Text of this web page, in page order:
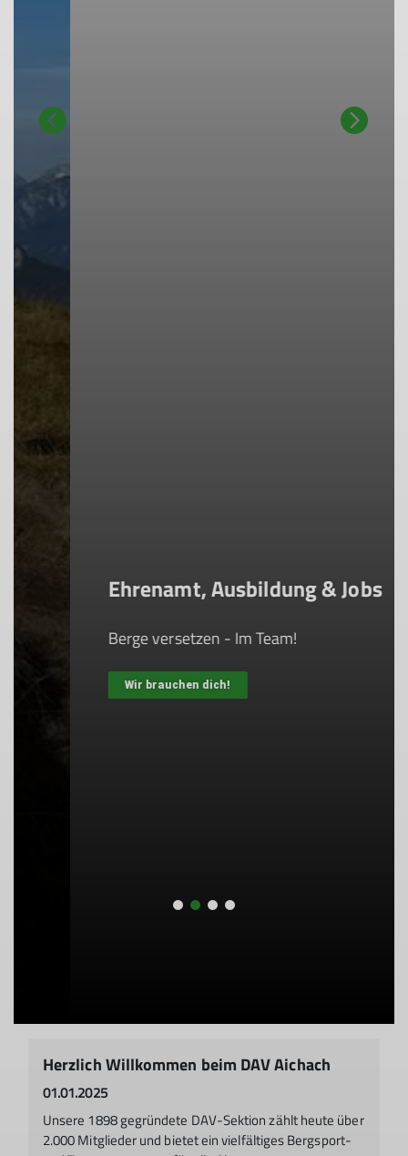
Ehrenamt, Ausbildung & Jobs
Berge versetzen - Im Team!
Wir brauchen dich!
Herzlich Willkommen beim DAV Aichach
01.01.2025
Unsere 1898 gegründete DAV-Sektion zählt heute über
2.000 Mitglieder und bietet ein vielfältiges Bergsport-